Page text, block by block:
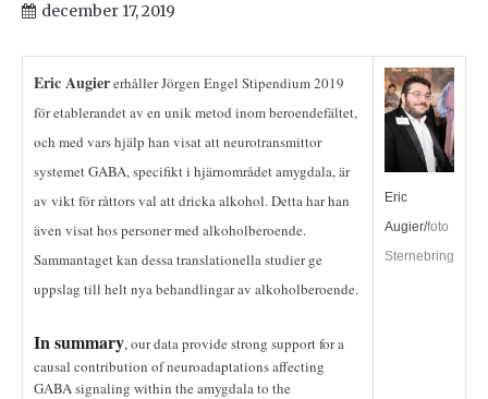
december 17, 2019
Eric Augiererhåller Jörgen Engel Stipendium 2019
för etablerandet av en unik metod inom beroendefältet,
och med vars hjälp han visat att neurotransmittor
systemet GABA, specifikt i hjärnområdet amygdala, är
av vikt för råttors val att dricka alkohol. Detta har han
även visat hos personer med alkoholberoende.
Sammantaget kan dessa translationella studier ge
uppslag till helt nya behandlingar av alkoholberoende.
In summary,our data provide strong support for a
causal contribution of neuroadaptations affecting
GABA signaling within the amygdala to the
Eric
Augier/foto
Sternebring